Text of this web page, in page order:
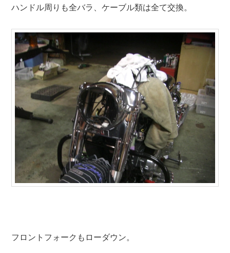
ハンドル周りも全バラ、ケーブル類は全て交換。
フロントフォークもローダウン。